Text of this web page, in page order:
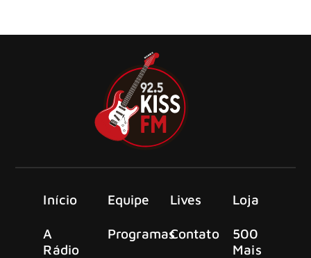
Início
A
Rádio
Equipe
Programas
Lives
Contato
Loja
500
Mais